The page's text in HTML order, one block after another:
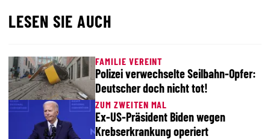
LESEN SIE AUCH
FAMILIE VEREINT
Polizei verwechselte Seilbahn-Opfer:
Deutscher doch nicht tot!
ZUM ZWEITEN MAL
Ex-US-Präsident Biden wegen
Krebserkrankung operiert